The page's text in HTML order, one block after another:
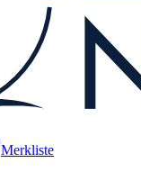
Merkliste